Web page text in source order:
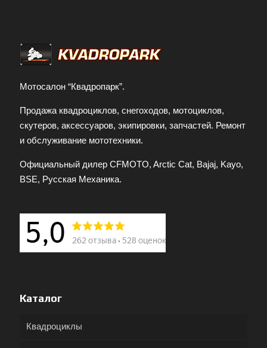
Мотосалон “Квадропарк”.
Продажа квадроциклов, снегоходов, мотоциклов,
скутеров, аксессуаров, экипировки, запчастей. Ремонт
и обслуживание мототехники.
Официальный дилер CFMOTO, Arctic Cat, Bajaj, Kayo,
BSE, Русская Механика.
Каталог
Квадроциклы